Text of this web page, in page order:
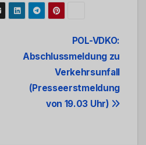
POL-VDKO:
Abschlussmeldung zu
Verkehrsunfall
(Presseerstmeldung
von 19.03 Uhr)